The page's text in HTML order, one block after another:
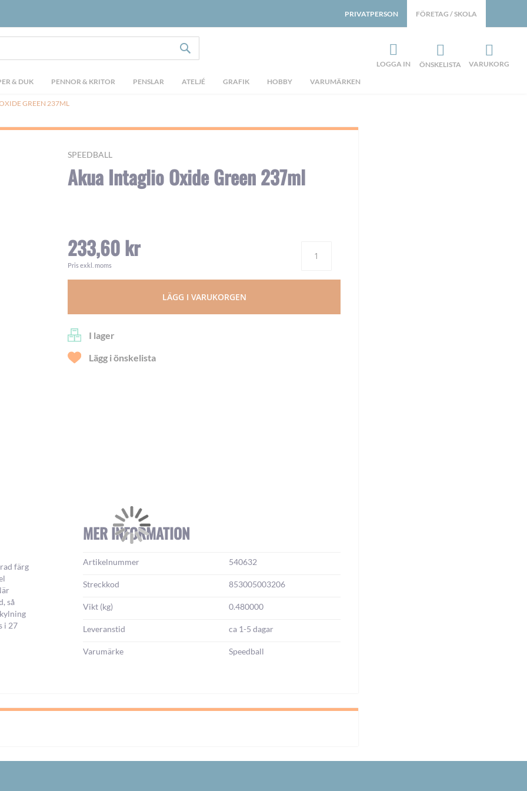
& DUK PENNOR & KRITOR PENSLAR ATELJÉ GRAFIK HOBBY VARUMÄRKEN
FÖRETAG / SKOLA
PRIVATPERSON
LOGGA IN ÖNSKELISTA VARUKORG
GREEN 237ML
SPEEDBALL
Akua Intaglio Oxide Green 237ml
233,60 kr
Pris exkl. moms
LÄGG I VARUKORGEN
I lager
Lägg i önskelista
färg
så
i 27
MER INFORMATION
Mer
Artikelnummer 540632
Streckkod 853005003206
Vikt (kg) 0.480000
Leveranstid ca 1-5 dagar
Varumärke Speedball